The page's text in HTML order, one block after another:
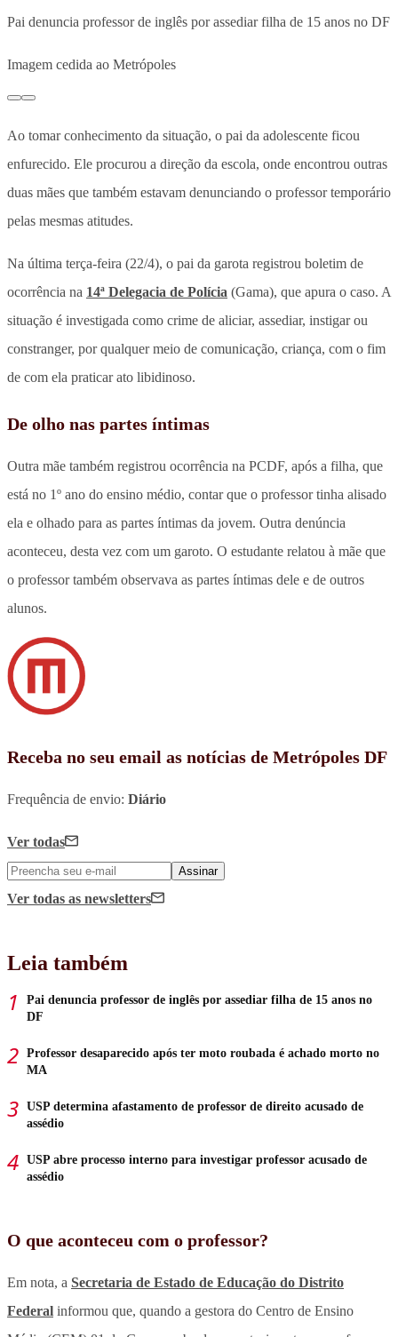
Pai denuncia professor de inglês por assediar filha de 15 anos no DF
Imagem cedida ao Metrópoles
Ao tomar conhecimento da situação, o pai da adolescente ficou
enfurecido. Ele procurou a direção da escola, onde encontrou outras
duas mães que também estavam denunciando o professor temporário
pelas mesmas atitudes.
Na última terça-feira (22/4), o pai da garota registrou boletim de
ocorrência na 14ª Delegacia de Polícia (Gama), que apura o caso. A
situação é investigada como crime de aliciar, assediar, instigar ou
constranger, por qualquer meio de comunicação, criança, com o fim
de com ela praticar ato libidinoso.
De olho nas partes íntimas
Outra mãe também registrou ocorrência na PCDF, após a filha, que
está no 1º ano do ensino médio, contar que o professor tinha alisado
ela e olhado para as partes íntimas da jovem. Outra denúncia
aconteceu, desta vez com um garoto. O estudante relatou à mãe que
o professor também observava as partes íntimas dele e de outros
alunos.
Receba no seu email as notícias de Metrópoles DF
Frequência de envio: Diário
Ver todas
Assinar
Ver todas as newsletters
Leia também
Pai denuncia professor de inglês por assediar filha de 15 anos no
DF
Professor desaparecido após ter moto roubada é achado morto no
MA
USP determina afastamento de professor de direito acusado de
assédio
USP abre processo interno para investigar professor acusado de
assédio
O que aconteceu com o professor?
Em nota, a Secretaria de Estado de Educação do Distrito
Federal informou que, quando a gestora do Centro de Ensino